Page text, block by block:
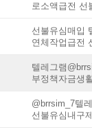
로소액급전 선
선불유심매입
연체작업급전
텔레그램
부정책자금생
@brrsim_7텔
선불유심내구